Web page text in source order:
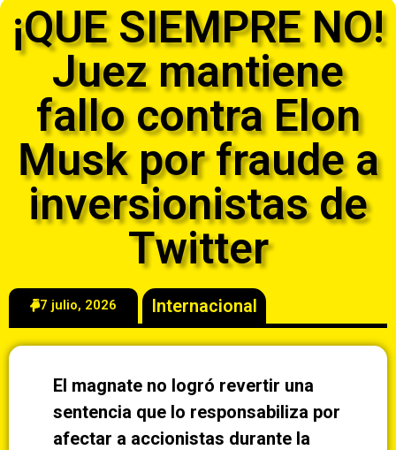
¡QUE SIEMPRE NO!
Juez mantiene
fallo contra Elon
Musk por fraude a
inversionistas de
Twitter
7 julio, 2026 Internacional
El magnate no logró revertir una
sentencia que lo responsabiliza por
afectar a accionistas durante la